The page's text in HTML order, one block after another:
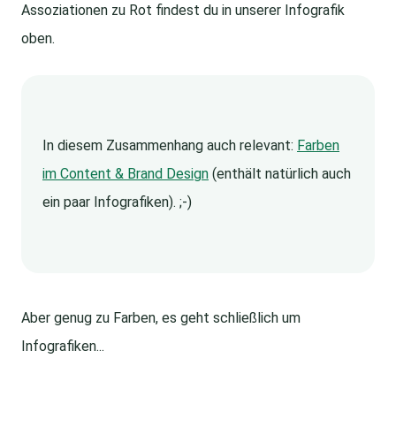
Assoziationen zu Rot findest du in unserer Infografik
oben.
In diesem Zusammenhang auch relevant: Farben
im Content & Brand Design (enthält natürlich auch
ein paar Infografiken). ;-)
Aber genug zu Farben, es geht schließlich um
Infografiken...